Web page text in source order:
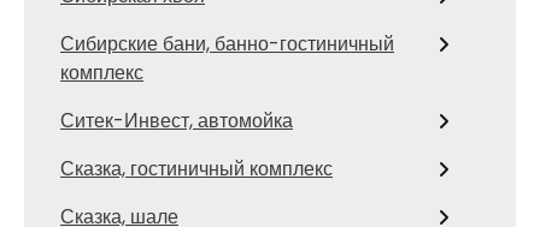
Сибирские бани, банно-гостиничный
комплекс
Ситек-Инвест, автомойка
Сказка, гостиничный комплекс
Сказка, шале